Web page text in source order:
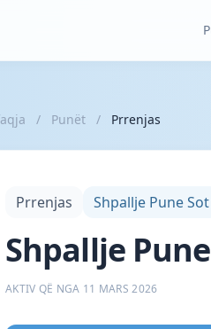
/ Punët / Prrenjas
Prrenjas Shpallje Pune Sot
Shpallje
AKTIV QË NGA 11 MARS 2026